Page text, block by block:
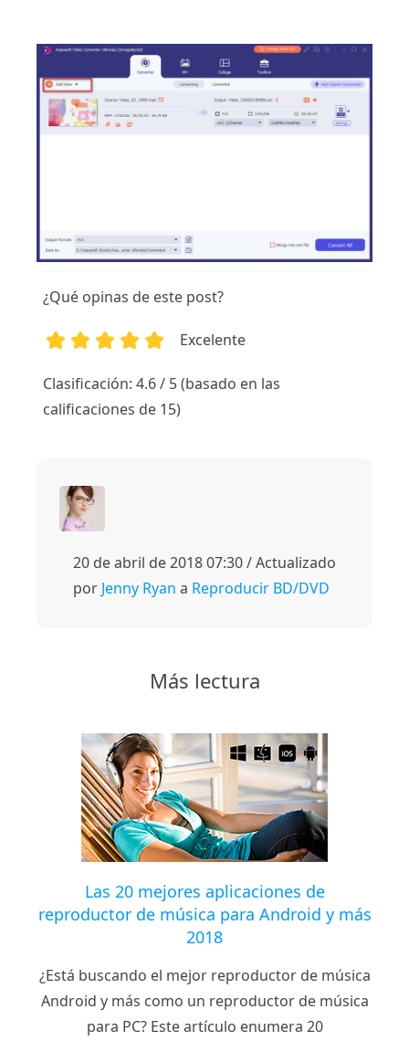
¿Qué opinas de este post?
Excelente
Clasificación: 4.6 / 5 (basado en las
calificaciones de 15)
20 de abril de 2018 07:30 / Actualizado
por Jenny Ryan a Reproducir BD/DVD
Más lectura
Las 20 mejores aplicaciones de
reproductor de música para Android y más
2018
¿Está buscando el mejor reproductor de música
Android y más como un reproductor de música
para PC? Este artículo enumera 20